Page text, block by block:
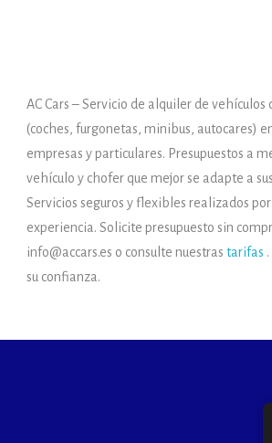
AC Cars – Servicio de alquiler de vehículos
(coches, furgonetas, minibus, autocares)
empresas y particulares. Presupuestos a
vehículo y chofer que mejor se adapte a
Servicios seguros y flexibles realizados
experiencia. Solicite presupuesto sin
info@accars.es o consulte nuestras tarifas
su confianza.